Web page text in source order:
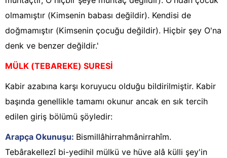
olmamıştır (Kimsenin babası değildir). Kendisi de
doğmamıştır (Kimsenin çocuğu değildir). Hiçbir şey O'na
denk ve benzer değildir.'
MÜLK (TEBAREKE) SURESİ
Kabir azabına karşı koruyucu olduğu bildirilmiştir. Kabir
başında genellikle tamamı okunur ancak en sık tercih
edilen giriş bölümü şöyledir:
Arapça Okunuşu: Bismillâhirrahmânirrahîm.
Tebârakellezî bi-yedihil mülkü ve hüve alâ külli şey'in